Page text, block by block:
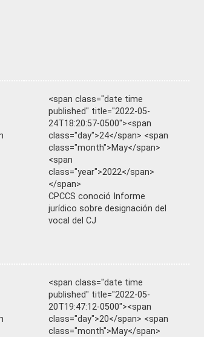
<span class="date time
published" title="2022-05-
24T18:20:57-0500"><span
class="day">24</span> <span
class="month">May</span>
<span
class="year">2022</span>
</span>
CPCCS conoció Informe
jurídico sobre designación del
vocal del CJ
<span class="date time
published" title="2022-05-
20T19:47:12-0500"><span
class="day">20</span> <span
class="month">May</span>